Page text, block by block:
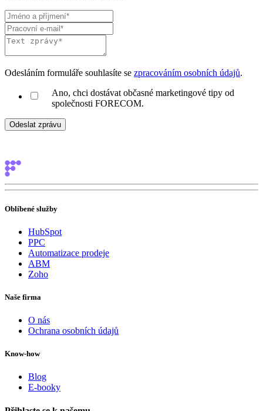
Odesláním formuláře souhlasíte se zpracováním osobních údajů.
Ano, chci dostávat občasné marketingové tipy od
společnosti FORECOM.
Oblíbené služby
HubSpot
PPC
Automatizace prodeje
ABM
Zoho
Naše firma
O nás
Ochrana osobních údajů
Know-how
Blog
E-booky